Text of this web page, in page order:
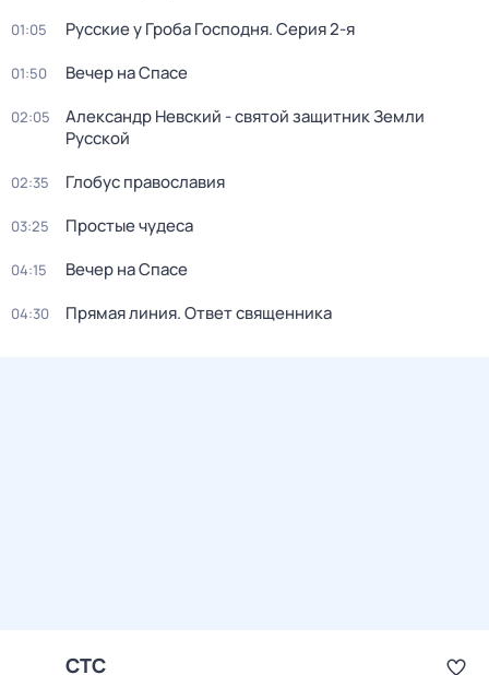
01:05 Русcкие у Грoба Господня. Серия 2-я
01:50 Вечер на Спасе
02:05
Александр Невский - святой защитник Земли
Русской
02:35 Глобус православия
03:25 Простые чудеса
04:15 Вечер на Спасе
04:30 Прямая линия. Ответ священника
СТС